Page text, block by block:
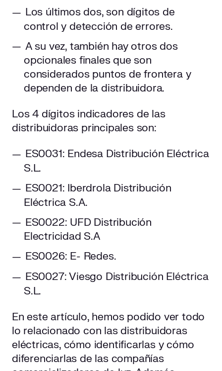
Los últimos dos, son dígitos de
control y detección de errores.
A su vez, también hay otros dos
opcionales finales que son
considerados puntos de frontera y
dependen de la distribuidora.
Los 4 dígitos indicadores de las
distribuidoras principales son:
ES0031: Endesa Distribución Eléctrica
S.L.
ES0021: Iberdrola Distribución
Eléctrica S.A.
ES0022: UFD Distribución
Electricidad S.A
ES0026: E- Redes.
ES0027: Viesgo Distribución Eléctrica
S.L.
En este artículo, hemos podido ver todo
lo relacionado con las distribuidoras
eléctricas, cómo identificarlas y cómo
diferenciarlas de las compañías